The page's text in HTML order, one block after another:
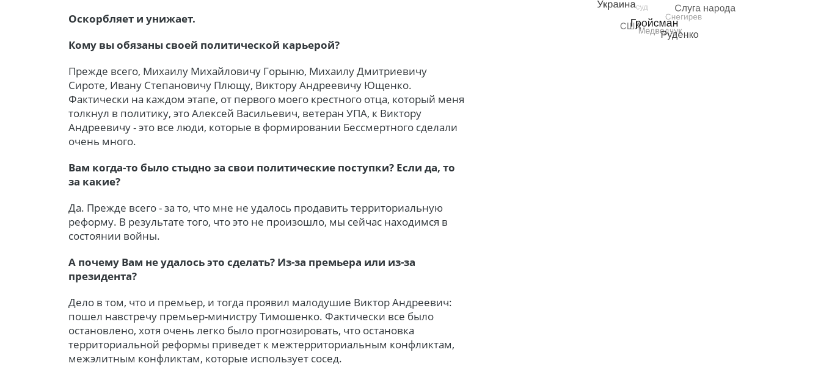
Оскорбляет и унижает.
Кому вы обязаны своей политической карьерой?
Прежде всего, Михаилу Михайловичу Горыню, Михаилу Дмитриевичу
Сироте, Ивану Степановичу Плющу, Виктору Андреевичу Ющенко.
Фактически на каждом этапе, от первого моего крестного отца, который меня
толкнул в политику, это Алексей Васильевич, ветеран УПА, к Виктору
Андреевичу - это все люди, которые в формировании Бессмертного сделали
очень много.
Вам когда-то было стыдно за свои политические поступки? Если да, то
за какие?
Да. Прежде всего - за то, что мне не удалось продавить территориальную
реформу. В результате того, что это не произошло, мы сейчас находимся в
состоянии войны.
А почему Вам не удалось это сделать? Из-за премьера или из-за
президента?
Дело в том, что и премьер, и тогда проявил малодушие Виктор Андреевич:
пошел навстречу премьер-министру Тимошенко. Фактически все было
остановлено, хотя очень легко было прогнозировать, что остановка
территориальной реформы приведет к межтерриториальным конфликтам,
межэлитным конфликтам, которые использует сосед.